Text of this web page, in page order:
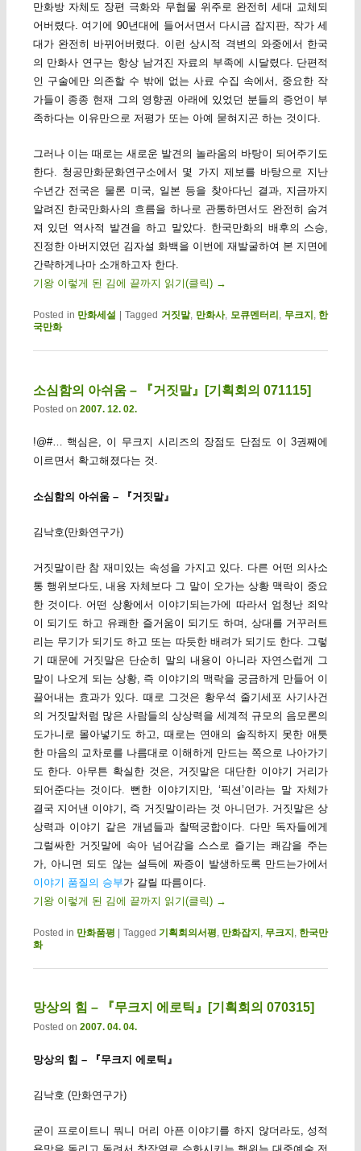
만화방 자체도 장편 극화와 무협물 위주로 완전히 세대 교체되
어버렸다. 여기에 90년대에 들어서면서 다시금 잡지판, 작가 세
대가 완전히 바뀌어버렸다. 이런 상시적 격변의 와중에서 한국
의 만화사 연구는 항상 남겨진 자료의 부족에 시달렸다. 단편적
인 구술에만 의존할 수 밖에 없는 사료 수집 속에서, 중요한 작
가들이 종종 현재 그의 영향권 아래에 있었던 분들의 증언이 부
족하다는 이유만으로 저평가 또는 아예 묻혀지곤 하는 것이다.
그러나 이는 때로는 새로운 발견의 놀라움의 바탕이 되어주기도
한다. 청공만화문화연구소에서 몇 가지 제보를 바탕으로 지난
수년간 전국은 물론 미국, 일본 등을 찾아다닌 결과, 지금까지
알려진 한국만화사의 흐름을 하나로 관통하면서도 완전히 숨겨
져 있던 역사적 발견을 하고 말았다. 한국만화의 배후의 스승,
진정한 아버지였던 김자설 화백을 이번에 재발굴하여 본 지면에
간략하게나마 소개하고자 한다.
기왕 이렇게 된 김에 끝까지 읽기(클릭) →
Posted in 만화세설 |Tagged 거짓말, 만화사, 모큐멘터리 , 무크지 , 한
국만화
소심함의 아쉬움 – 『거짓말』[기획회의 071115]
Posted on 2007. 12. 02.
!@#… 핵심은, 이 무크지 시리즈의 장점도 단점도 이 3권째에
이르면서 확고해졌다는 것.
소심함의 아쉬움 – 『거짓말』
김낙호(만화연구가)
거짓말이란 참 재미있는 속성을 가지고 있다. 다른 어떤 의사소
통 행위보다도, 내용 자체보다 그 말이 오가는 상황 맥락이 중요
한 것이다. 어떤 상황에서 이야기되는가에 따라서 엄청난 죄악
이 되기도 하고 유쾌한 즐거움이 되기도 하며, 상대를 거꾸러트
리는 무기가 되기도 하고 또는 따듯한 배려가 되기도 한다. 그렇
기 때문에 거짓말은 단순히 말의 내용이 아니라 자연스럽게 그
말이 나오게 되는 상황, 즉 이야기의 맥락을 궁금하게 만들어 이
끌어내는 효과가 있다. 때로 그것은 황우석 줄기세포 사기사건
의 거짓말처럼 많은 사람들의 상상력을 세계적 규모의 음모론의
도가니로 몰아넣기도 하고, 때로는 연애의 솔직하지 못한 애틋
한 마음의 교차로를 나름대로 이해하게 만드는 쪽으로 나아가기
도 한다. 아무튼 확실한 것은, 거짓말은 대단한 이야기 거리가
되어준다는 것이다. 뻔한 이야기지만, ‘픽션’이라는 말 자체가
결국 지어낸 이야기, 즉 거짓말이라는 것 아니던가. 거짓말은 상
상력과 이야기 같은 개념들과 찰떡궁합이다. 다만 독자들에게
그럴싸한 거짓말에 속아 넘어감을 스스로 즐기는 쾌감을 주는
가, 아니면 되도 않는 설득에 짜증이 발생하도록 만드는가에서
이야기 품질의 승부가 갈릴 따름이다.
기왕 이렇게 된 김에 끝까지 읽기(클릭) →
Posted in 만화품평 Tagged 기획회의서평, 만화잡지 , 무크지 , 한국만
화
망상의 힘 – 『무크지 에로틱』[기획회의 070315]
Posted on 2007. 04. 04.
망상의 힘 – 『무크지 에로틱』
김낙호 (만화연구가)
굳이 프로이트니 뭐니 머리 아픈 이야기를 하지 않더라도, 성적